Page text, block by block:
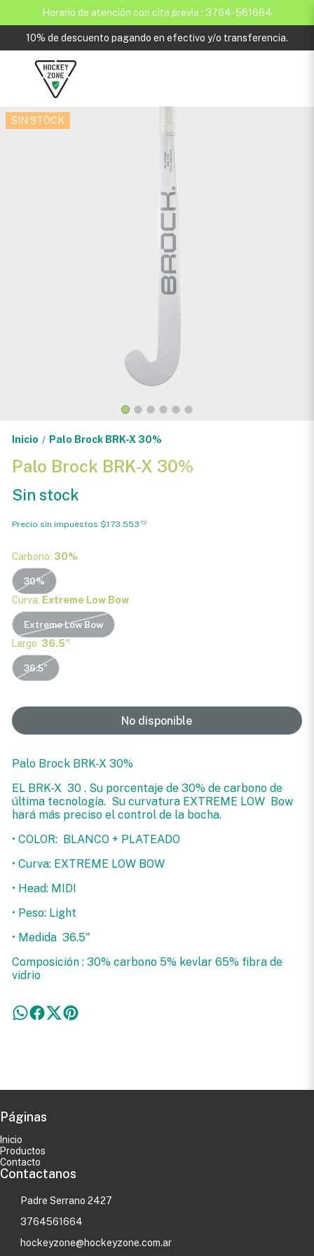
Horario de atención con cita previa : 3764-561664
10% de descuento pagando en efectivo y/o transferencia.
SIN STOCK
Inicio / Palo Brock BRK-X 30%
Palo Brock BRK-X 30%
Sin stock
Precio sin impuestos $173.553 72
Carbono: 30%
30%
Curva: Extreme Low Bow
Extreme Low Bow
Largo: 36.5"
36.5"
No disponible
Palo Brock BRK-X 30%
EL BRK-X 30 . Su porcentaje de 30% de carbono de
última tecnología. Su curvatura EXTREME LOW Bow
hará más preciso el control de la bocha.
• COLOR: BLANCO + PLATEADO
• Curva: EXTREME LOW BOW
• Head: MIDI
• Peso: Light
• Medida 36.5"
Composición : 30% carbono 5% kevlar 65% fibra de
vidrio
Páginas
Inicio
Productos
Contacto
Contactanos
Padre Serrano 2427
3764561664
hockeyzone@hockeyzone.com.ar